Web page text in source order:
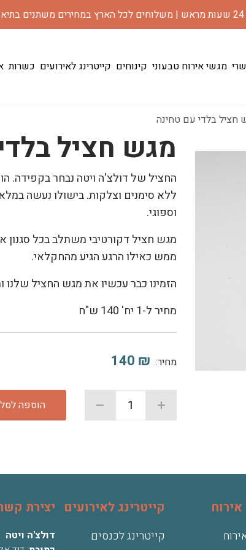
מגשי אירוח טבעוני קינוחים קייטרינג לאירועים כשרות
חציל בלדי עם טחינה
מגש חציל
החציל של דולצ'ה ויטה נבחר בקפידה.
ללא סימנים וצלקות. בישולו נעשה
וספוגי.
מגש חציל דקורטיבי משתלב בכל סגנון
ממש כאילו הרגע הגיע מהחקלאי.
הזמינו כבר עכשיו את מגש החציל שלנו
מחיר ל-1 יח' 140 ש"ח
מחיר: ₪
140
הוספה לסל
קייטרינג לאירועים
קייטרינג לכנסים
יצירת
דולצ'ה ויטה